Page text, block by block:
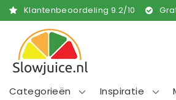
Klantenbeoordeling 9.2/10
Categorieën Inspiratie